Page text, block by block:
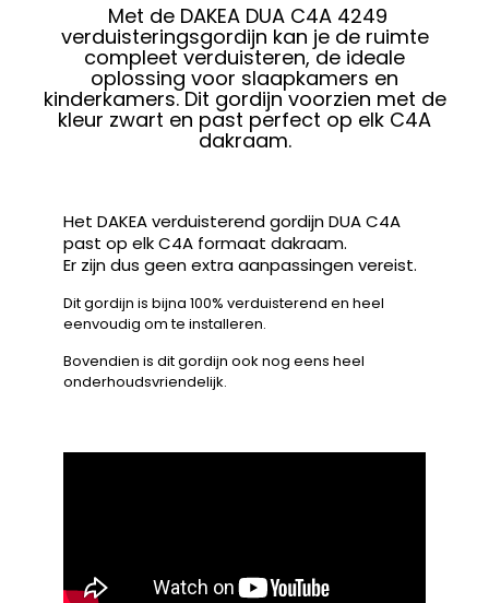
Met de DAKEA DUA C4A 4249
verduisteringsgordijn kan je de ruimte
compleet verduisteren, de ideale
oplossing voor slaapkamers en
kinderkamers. Dit gordijn voorzien met de
kleur zwart en past perfect op elk C4A
dakraam.
Het DAKEA verduisterend gordijn DUA C4A
past op elk C4A formaat dakraam.
Er zijn dus geen extra aanpassingen vereist.
Dit gordijn is bijna 100% verduisterend en heel
eenvoudig om te installeren.
Bovendien is dit gordijn ook nog eens heel
onderhoudsvriendelijk.